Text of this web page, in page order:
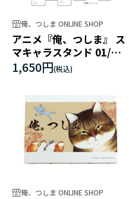
俺、つしま ONLINE SHOP
アニメ『俺、つしま』 ス
マキャラスタンド 01/木
登りデザイン
1,650円
俺、つしま ONLINE SHOP